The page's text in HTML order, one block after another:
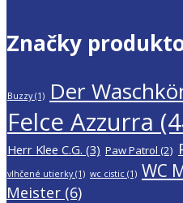
Značky
Buzzy(1) Der
Felce Azzurra
Herr Klee C.G. (3) Paw Patrol (2)
vlhčené utierky(1) wc cistic (1) WC
Meister (6)